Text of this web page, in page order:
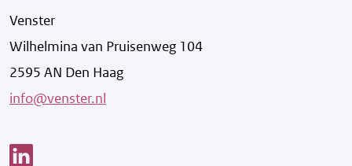
Venster
Wilhelmina van Pruisenweg 104
2595 AN Den Haag
info@venster.nl